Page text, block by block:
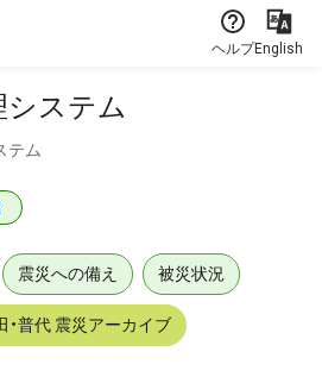
ヘルプEnglish
システム
テム
震災への備え 被災状況
・普代 震災アーカイブ